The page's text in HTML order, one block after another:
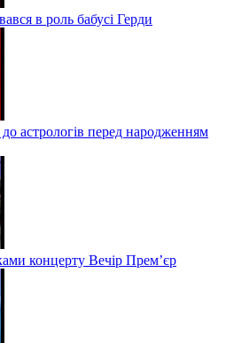
в роль бабусі Герди
астрологів перед народженням
концерту Вечір Прем’єр